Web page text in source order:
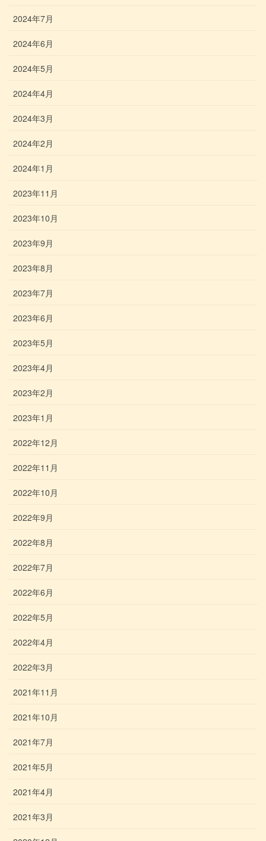
2024年7月
2024年6月
2024年5月
2024年4月
2024年3月
2024年2月
2024年1月
2023年11月
2023年10月
2023年9月
2023年8月
2023年7月
2023年6月
2023年5月
2023年4月
2023年2月
2023年1月
2022年12月
2022年11月
2022年10月
2022年9月
2022年8月
2022年7月
2022年6月
2022年5月
2022年4月
2022年3月
2021年11月
2021年10月
2021年7月
2021年5月
2021年4月
2021年3月